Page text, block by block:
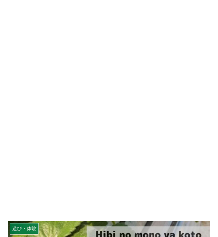
遊び・体験